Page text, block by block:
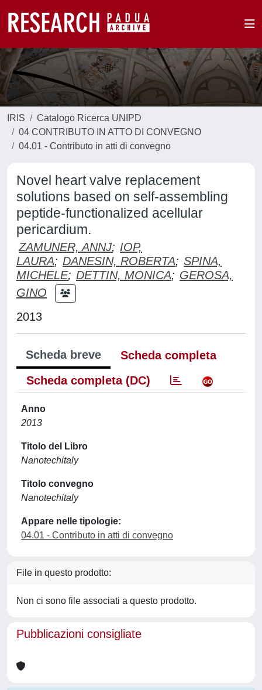
IRIS
Catalogo Ricerca UNIPD
04 CONTRIBUTO IN ATTO DI CONVEGNO
04.01 - Contributo in atti di convegno
Novel heart valve replacement
solutions based on self-assembling
peptide-functionalized acellular
pericardium.
ZAMUNER, ANNJ; IOP,
LAURA; DANESIN, ROBERTA; SPINA,
MICHELE; DETTIN, MONICA; GEROSA,
GINO
2013
Scheda breve
Scheda completa
Scheda completa (DC)
Anno
2013
Titolo del Libro
Nanotechitaly
Titolo convegno
Nanotechitaly
Appare nelle tipologie:
04.01 - Contributo in atti di convegno
File in questo prodotto:
Non ci sono file associati a questo prodotto.
Pubblicazioni consigliate